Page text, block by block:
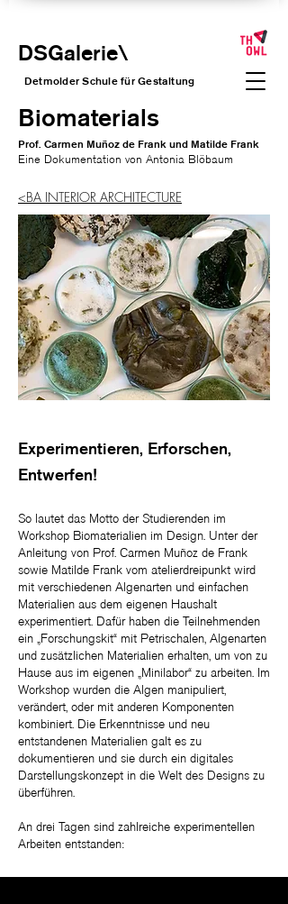
\
DSGalerie
Detmolder Schule für Gestaltung
Biomaterials
Prof. Carmen Muñoz de Frank und Matilde Frank
Eine Dokumentation von Antonia Blöbaum
<BA INTERIOR ARCHITECTURE
Experimentieren, Erforschen,
Entwerfen!
So lautet das Motto der Studierenden im
Workshop Biomaterialien im Design. Unter der
Anleitung von Prof. Carmen Muñoz de Frank
sowie Matilde Frank vom atelierdreipunkt wird
mit verschiedenen Algenarten und einfachen
Materialien aus dem eigenen Haushalt
experimentiert. Dafür haben die Teilnehmenden
ein „Forschungskit“ mit Petrischalen, Algenarten
und zusätzlichen Materialien erhalten, um von zu
Hause aus im eigenen „Minilabor“ zu arbeiten. Im
Workshop wurden die Algen manipuliert,
verändert, oder mit anderen Komponenten
kombiniert. Die Erkenntnisse und neu
entstandenen Materialien galt es zu
dokumentieren und sie durch ein digitales
Darstellungskonzept in die Welt des Designs zu
überführen.
An drei Tagen sind zahlreiche experimentellen
Arbeiten entstanden: